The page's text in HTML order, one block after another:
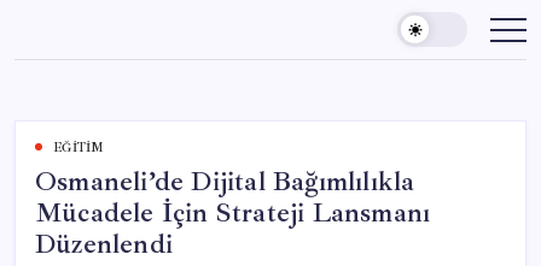
content
EĞITIM
Osmaneli’de Dijital Bağımlılıkla
Mücadele İçin Strateji Lansmanı
Düzenlendi